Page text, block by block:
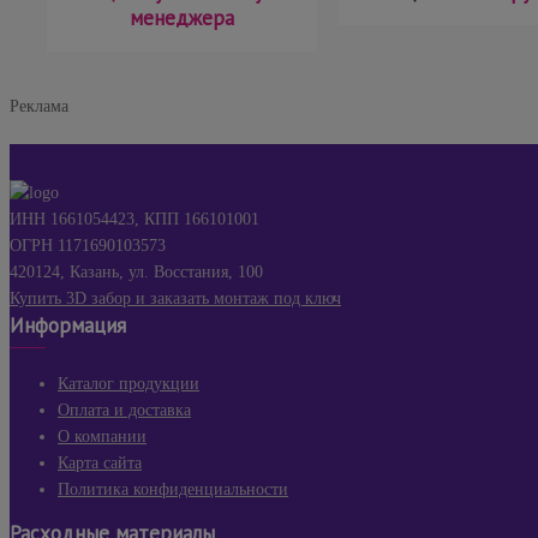
менеджера
Реклама
ИНН 1661054423, КПП 166101001
ОГРН 1171690103573
420124, Казань, ул. Восстания, 100
Купить 3D забор и заказать монтаж под ключ
Информация
Каталог продукции
Оплата и доставка
О компании
Карта сайта
Политика конфиденциальности